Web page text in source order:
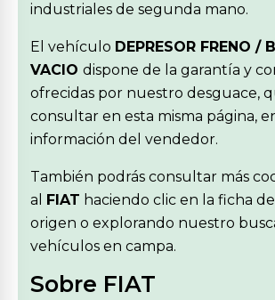
industriales de segunda mano.
El vehículo DEPRESOR FRENO /
VACIO dispone de la garantía y
ofrecidas por nuestro desguace,
consultar en esta misma página,
información del vendedor.
También podrás consultar más
al FIAT haciendo clic en la ficha
origen o explorando nuestro
vehículos en campa.
Sobre FIAT